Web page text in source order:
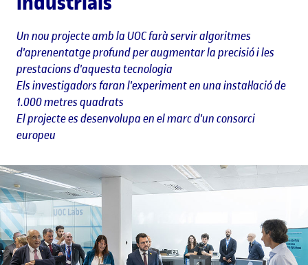
Un nou projecte amb la UOC farà servir algoritmes
d'aprenentatge profund per augmentar la precisió i les
prestacions d'aquesta tecnologia
Els investigadors faran l'experiment en una instal·lació de
1.000 metres quadrats
El projecte es desenvolupa en el marc d'un consorci
europeu